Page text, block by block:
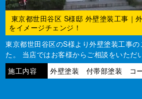
東京都世田谷区 S様邸 外壁塗装工事｜
をイメージチェンジ！
東京都世田谷区のS様より外壁塗装工事
た。 当店ではお客様からご相談をいただ
施工内容
外壁塗装 付帯部塗装 コ